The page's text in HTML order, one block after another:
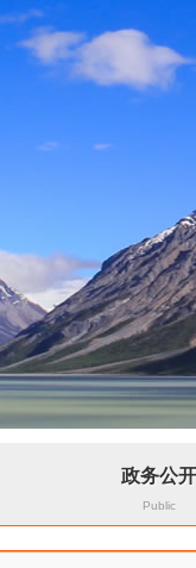
政务公开
Public